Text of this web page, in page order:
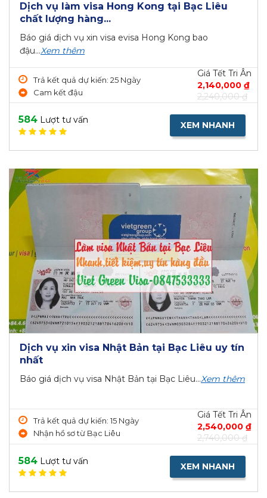
Dịch vụ làm visa Hong Kong tại Bạc Liêu
chất lượng hàng...
Báo giá dịch vụ xin visa evisa Hong Kong bao
đậu...Xem thêm
Trả kết quả dự kiến: 25 Ngày
Cam kết đậu
Giá Tết Tri Ân
2,140,000 ₫
2,240,000 ₫
584 Lượt tư vấn XEM NHANH
Dịch vụ xin visa Nhật Bản tại Bạc Liêu uy tín
nhất
Báo giá dịch vụ visa Nhật Bản tại Bạc Liêu...Xem thêm
Trả kết quả dự kiến: 15 Ngày
Nhận hồ sơ từ Bạc Liêu
Giá Tết Tri Ân
2,540,000 ₫
2,740,000 ₫
584 Lượt tư vấn XEM NHANH